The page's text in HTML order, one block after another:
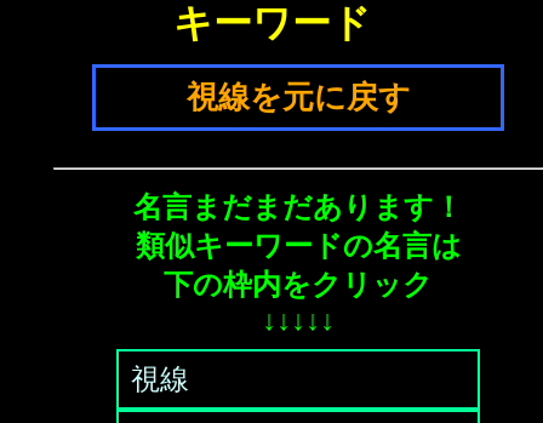
キーワード
視線を元に戻す
名言まだまだあります！
類似キーワードの名言は
下の枠内をクリック
↓↓↓↓↓
視線